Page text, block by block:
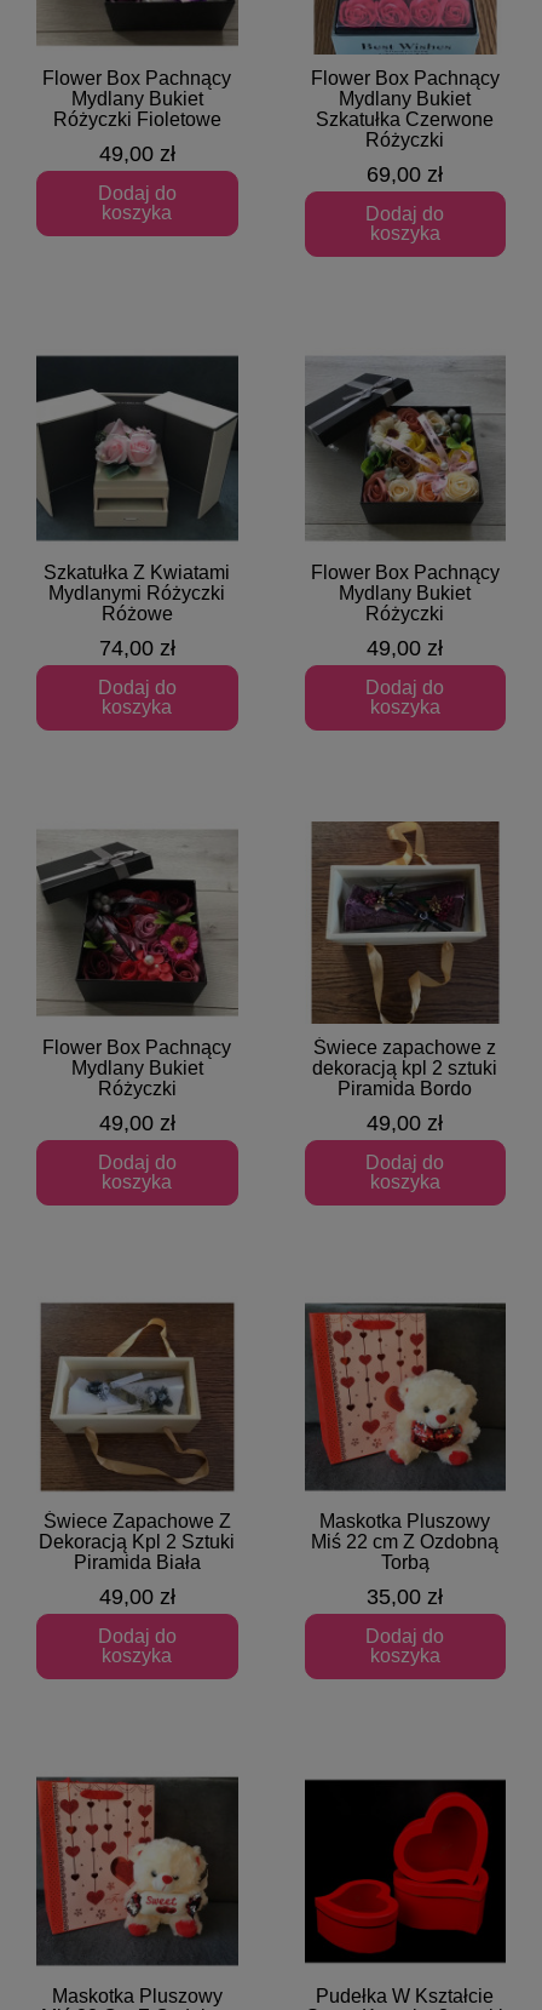
Szybki podgląd
Flower Box Pachnący
Mydlany Bukiet
Różyczki Fioletowe
49,00 zł
Dodaj do
koszyka
Szybki podgląd
Flower Box Pachnący
Mydlany Bukiet
Szkatułka Czerwone
Różyczki
69,00 zł
Dodaj do
koszyka
Szybki podgląd
Szkatułka Z Kwiatami
Mydlanymi Różyczki
Różowe
74,00 zł
Dodaj do
koszyka
Szybki podgląd
Flower Box Pachnący
Mydlany Bukiet
Różyczki
49,00 zł
Dodaj do
koszyka
Szybki podgląd
Flower Box Pachnący
Mydlany Bukiet
Różyczki
49,00 zł
Dodaj do
koszyka
Szybki podgląd
Świece zapachowe z
dekoracją kpl 2 sztuki
Piramida Bordo
49,00 zł
Dodaj do
koszyka
Szybki podgląd
Świece Zapachowe Z
Dekoracją Kpl 2 Sztuki
Piramida Biała
49,00 zł
Dodaj do
koszyka
Szybki podgląd
Maskotka Pluszowy
Miś 22 cm Z Ozdobną
Torbą
35,00 zł
Dodaj do
koszyka
Maskotka Pluszowy
Pudełka W Kształcie